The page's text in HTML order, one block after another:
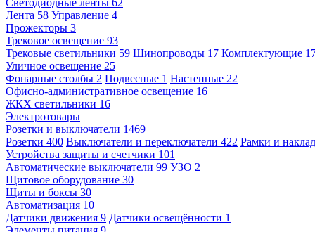
Светодиодные ленты 62
Лента 58 Управление 4
Прожекторы 3
Трековое освещение 93
Трековые светильники 59 Шинопроводы 17 Комплектующие
Уличное освещение 25
Фонарные столбы 2 Подвесные 1 Настенные 22
Офисно-административное освещение 16
ЖКХ светильники 16
Электротовары
Розетки и выключатели 1469
Розетки 400 Выключатели и переключатели 422 Рамки и
Устройства защиты и счетчики 101
Автоматические выключатели 99 УЗО 2
Щитовое оборудование 30
Щиты и боксы 30
Автоматизация 10
Датчики движения 9 Датчики освещённости 1